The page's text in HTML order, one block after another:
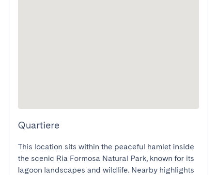
Quartiere
This location sits within the peaceful hamlet inside
the scenic Ria Formosa Natural Park, known for its
lagoon landscapes and wildlife. Nearby highlights